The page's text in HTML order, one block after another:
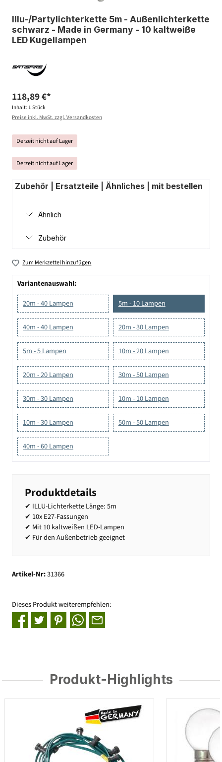
Illu-/Partylichterkette 5m - Außenlichterkette
schwarz - Made in Germany - 10 kaltweiße
LED Kugellampen
118,89 €*
Inhalt: 1 Stück
Preise inkl. MwSt. zzgl. Versandkosten
Derzeit nicht auf Lager
Derzeit nicht auf Lager
Zubehör | Ersatzteile | Ähnliches | mit bestellen
Ähnlich
Zubehör
Zum Merkzettel hinzufügen
Variantenauswahl:
20m - 40 Lampen
5m - 10 Lampen
40m - 40 Lampen 20m - 30 Lampen
5m - 5 Lampen 10m - 20 Lampen
20m - 20 Lampen 30m - 50 Lampen
30m - 30 Lampen 10m - 10 Lampen
10m - 30 Lampen 50m - 50 Lampen
40m - 60 Lampen
Produktdetails
✔ ILLU-Lichterkette Länge: 5m
✔ 10x E27-Fassungen
✔ Mit 10 kaltweißen LED-Lampen
✔ Für den Außenbetrieb geeignet
Artikel-Nr:31366
Dieses Produkt weiterempfehlen:
Produkt-Highlights